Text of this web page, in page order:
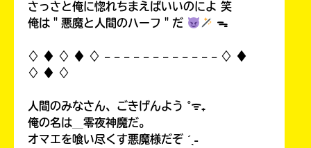
さっさと俺に惚れちまえばいいのによ 笑
俺は＂悪魔と人間のハーフ＂だ
ᯓ
♢ ♦︎ ♢ ♦︎ ♢ 𓐄 𓐄 𓐄 𓐄 𓐄 𓐄 𓐄 𓐄 𓐄 𓐄 𓐄 𓐄 ♢ ♦︎
♢ ♦︎ ♢
人間のみなさん、ごきげんよう ˚ᯤ₊
俺の名は＿零夜神魔だ。
オマエを喰い尽くす悪魔様だぞ ˊˎ˗